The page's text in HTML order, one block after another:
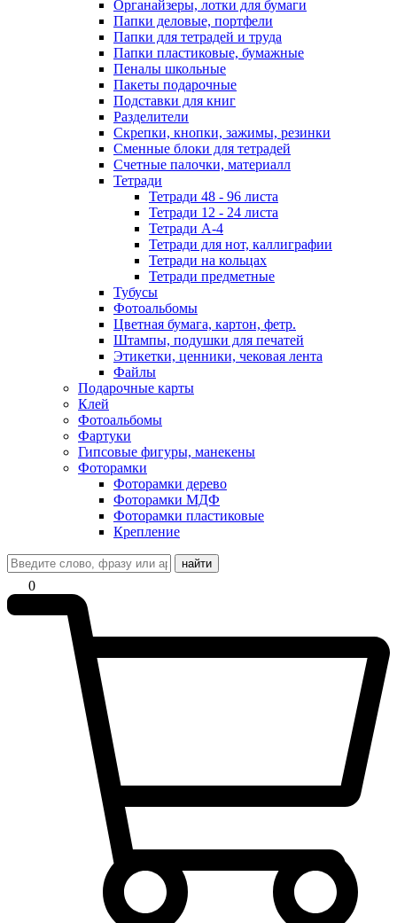
Органайзеры, лотки для бумаги
Папки деловые, портфели
Папки для тетрадей и труда
Папки пластиковые, бумажные
Пеналы школьные
Пакеты подарочные
Подставки для книг
Разделители
Скрепки, кнопки, зажимы, резинки
Сменные блоки для тетрадей
Счетные палочки, материалл
Тетради
Тетради 48 - 96 листа
Тетради 12 - 24 листа
Тетради А-4
Тетради для нот, каллиграфии
Тетради на кольцах
Тетради предметные
Тубусы
Фотоальбомы
Цветная бумага, картон, фетр.
Штампы, подушки для печатей
Этикетки, ценники, чековая лента
Файлы
Подарочные карты
Клей
Фотоальбомы
Фартуки
Гипсовые фигуры, манекены
Фоторамки
Фоторамки дерево
Фоторамки МДФ
Фоторамки пластиковые
Крепление
найти
0